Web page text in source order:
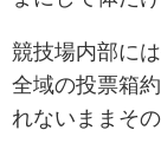
競技場内部に
全域の投票箱
れないままそ